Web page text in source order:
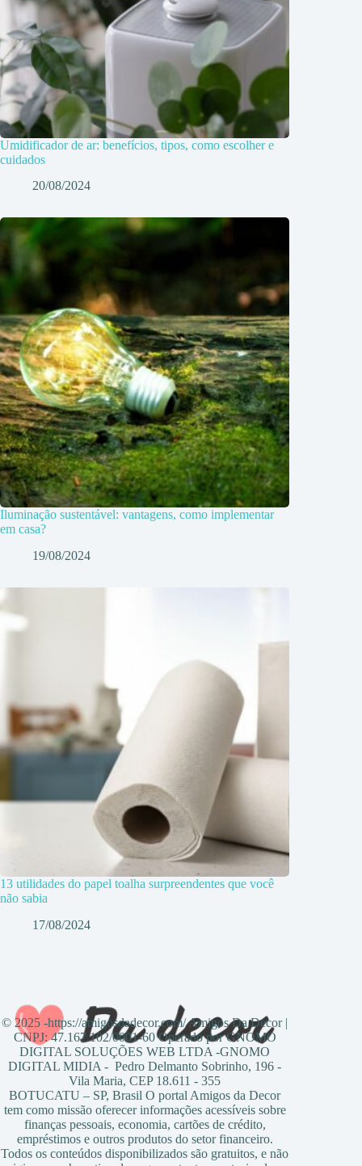
Umidificador de ar: benefícios, tipos, como escolher e
cuidados
20/08/2024
Iluminação sustentável: vantagens, como implementar
em casa?
19/08/2024
13 utilidades do papel toalha surpreendentes que você
não sabia
17/08/2024
© 2025 -https://amigosdadecor.com/ Amigos Da Decor |
CNPJ: 47.167.102/0001-60 Operado por GNOMO
DIGITAL SOLUÇÕES WEB LTDA -GNOMO
DIGITAL MIDIA - Pedro Delmanto Sobrinho, 196 -
Vila Maria, CEP 18.611 - 355
BOTUCATU – SP, Brasil O portal Amigos da Decor
tem como missão oferecer informações acessíveis sobre
finanças pessoais, economia, cartões de crédito,
empréstimos e outros produtos do setor financeiro.
Todos os conteúdos disponibilizados são gratuitos, e não